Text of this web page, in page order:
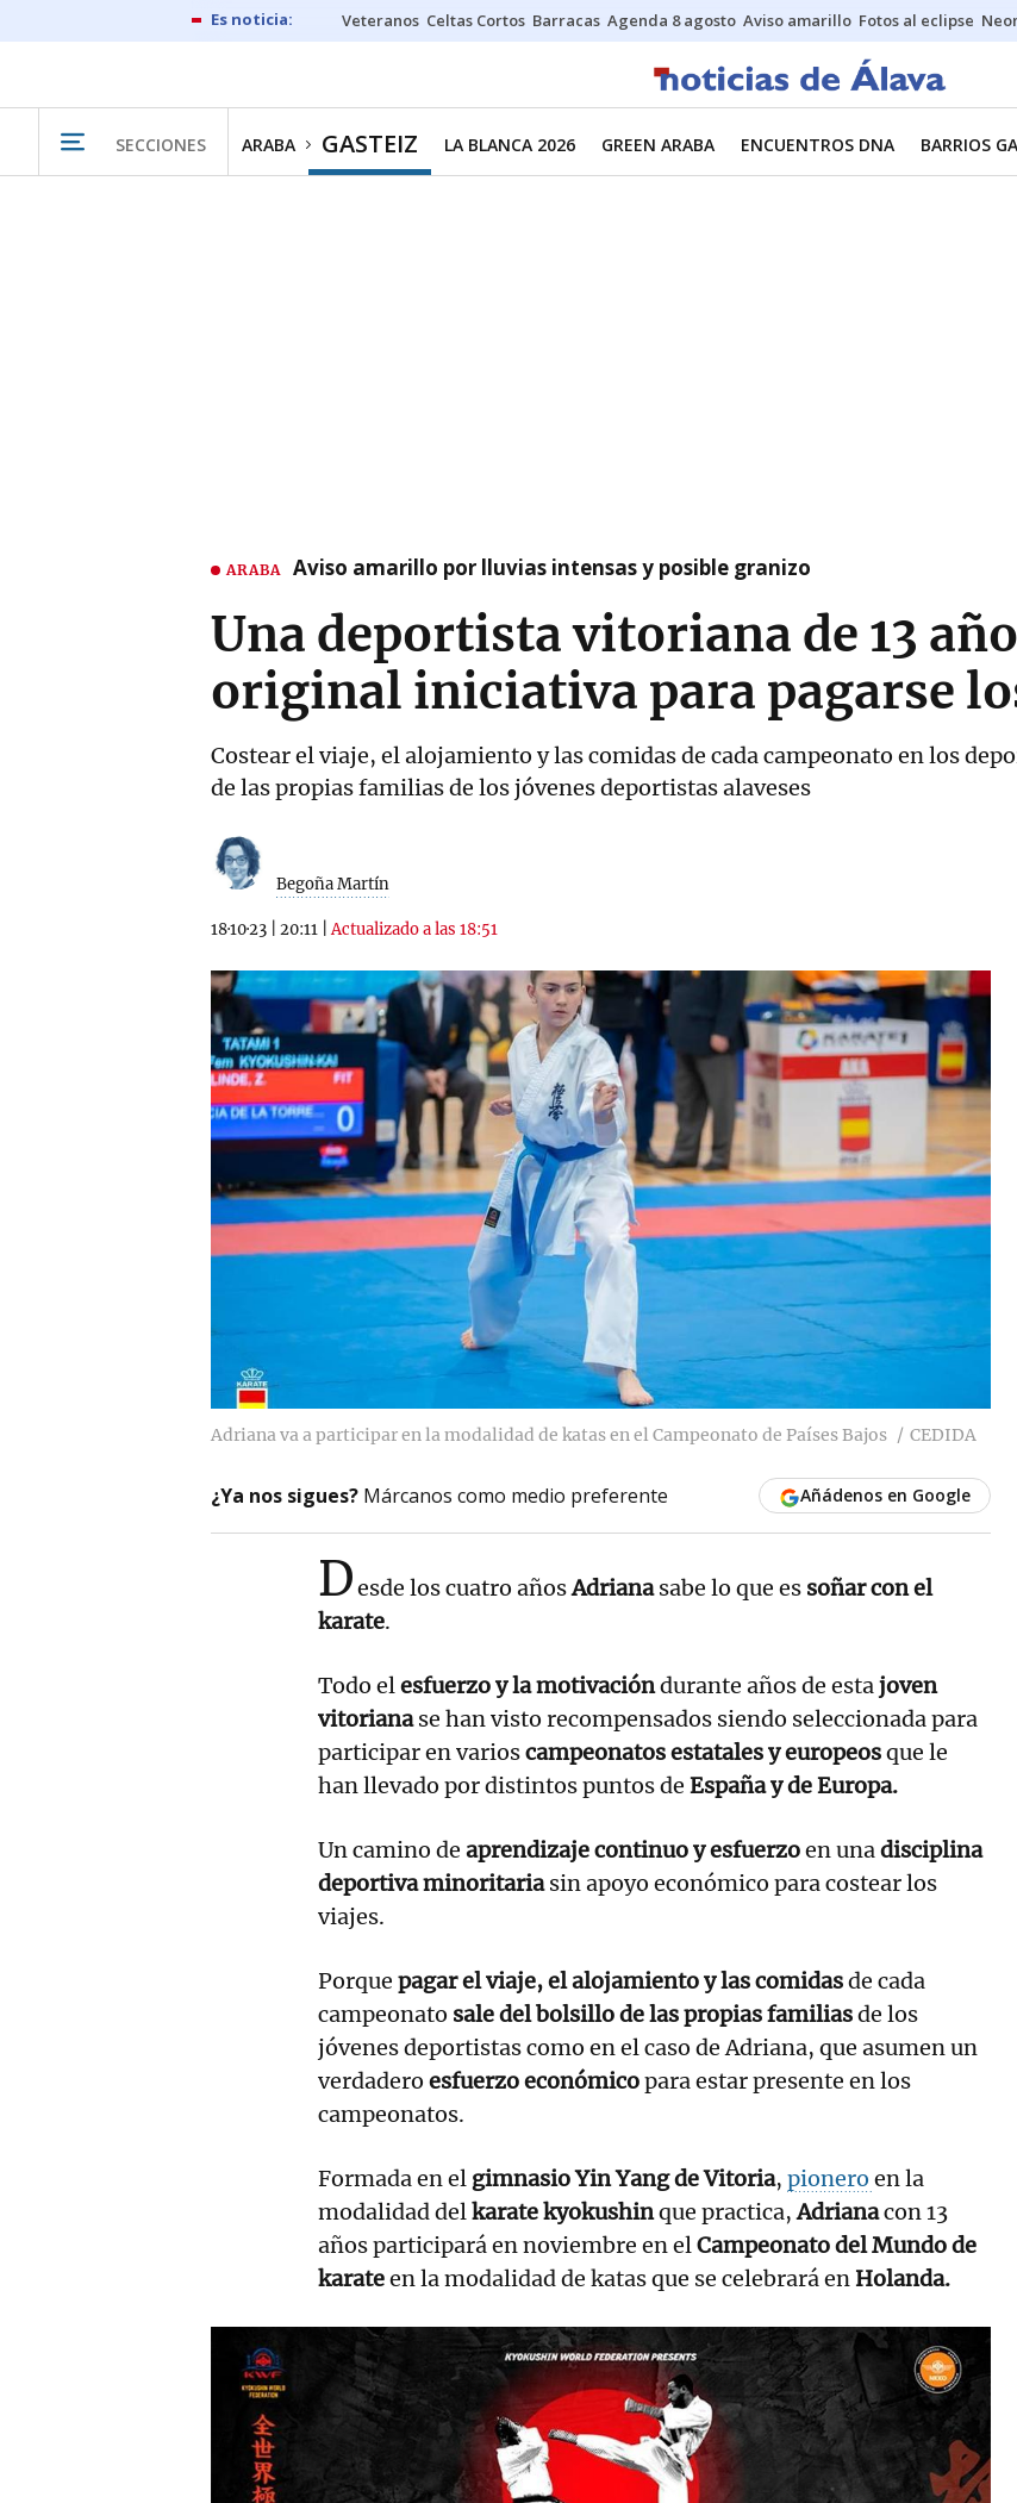
Veteranos Celtas Cortos Barracas Agenda 8 agosto Aviso amarillo Fotos al eclipse
SECCIONES ARABA GASTEIZ LA BLANCA 2026 GREEN ARABA ENCUENTROS DNA BARRIOS
ARABA Aviso amarillo por lluvias intensas y posible granizo
Una deportista vitoriana de 13
original iniciativa para pagarse
Costear el viaje, el alojamiento y las comidas de cada campeonato en los
de las propias familias de los jóvenes deportistas alaveses
Begoña Martín
18·10·23 20:11 |Actualizado a las 18:51
Adriana va a participar en la modalidad de katas en el Campeonato de Países Bajos CEDIDA
¿Ya nos sigues? Márcanos como medio preferente Añádenos en Google
Desde los cuatro añosAdrianasabe lo que es soñar con el
karate.
Todo elesfuerzo y la motivacióndurante años de estajoven
vitorianase han visto recompensados siendo seleccionada para
participar en varioscampeonatos estatales y europeosque le
han llevado por distintos puntos de España y de Europa.
Un camino de aprendizaje continuo y esfuerzoen unadisciplina
deportiva minoritariasin apoyo económico para costear los
viajes.
Porque pagar el viaje, el alojamiento y las comidasde cada
campeonato sale del bolsillo de las propias familiasde los
jóvenes deportistas como en el caso de Adriana, que asumen un
verdadero esfuerzo económicopara estar presente en los
campeonatos.
Formada en el gimnasio Yin Yang de Vitoria, pionero en la
modalidad delkarate kyokushinque practica,Adrianacon 13
años participará en noviembre en elCampeonato del Mundo de
karateen la modalidad de katas que se celebrará en Holanda.